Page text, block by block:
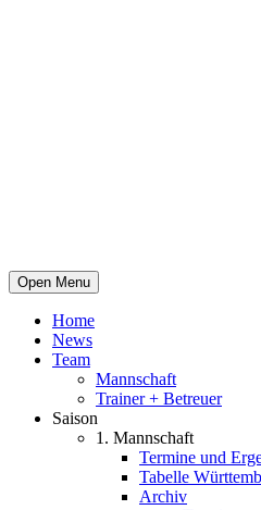
Open Menu
Home
News
Team
Mannschaft
Trainer + Betreuer
Saison
1. Mannschaft
Termine und
Tabelle
Archiv